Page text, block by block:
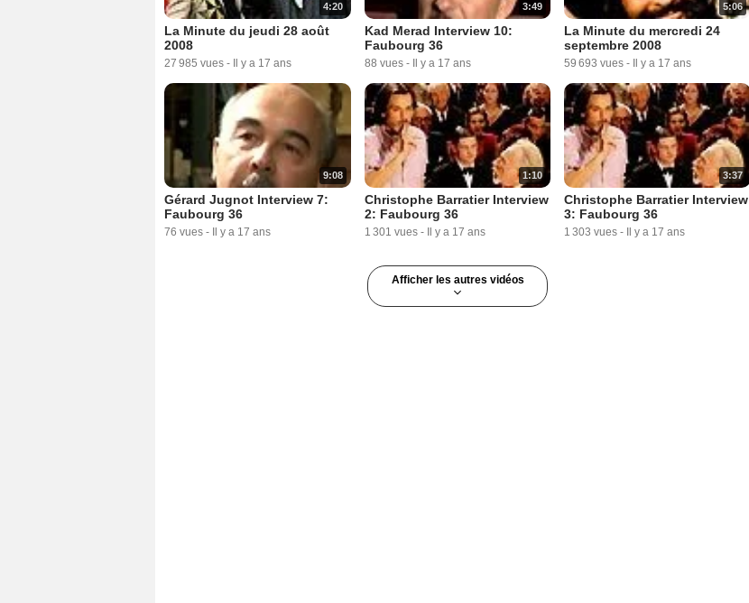
4:20
La Minute du jeudi 28 août
2008
27 985 vues - Il y a 17 ans
3:49
Kad Merad Interview 10:
Faubourg 36
88 vues - Il y a 17 ans
5:06
La Minute du mercredi 24
septembre 2008
59 693 vues - Il y a 17 ans
9:08
Gérard Jugnot Interview 7:
Faubourg 36
76 vues - Il y a 17 ans
1:10
Christophe Barratier Interview
2: Faubourg 36
1 301 vues - Il y a 17 ans
3:37
Christophe Barratier Interview
3: Faubourg 36
1 303 vues - Il y a 17 ans
Afficher les autres vidéos